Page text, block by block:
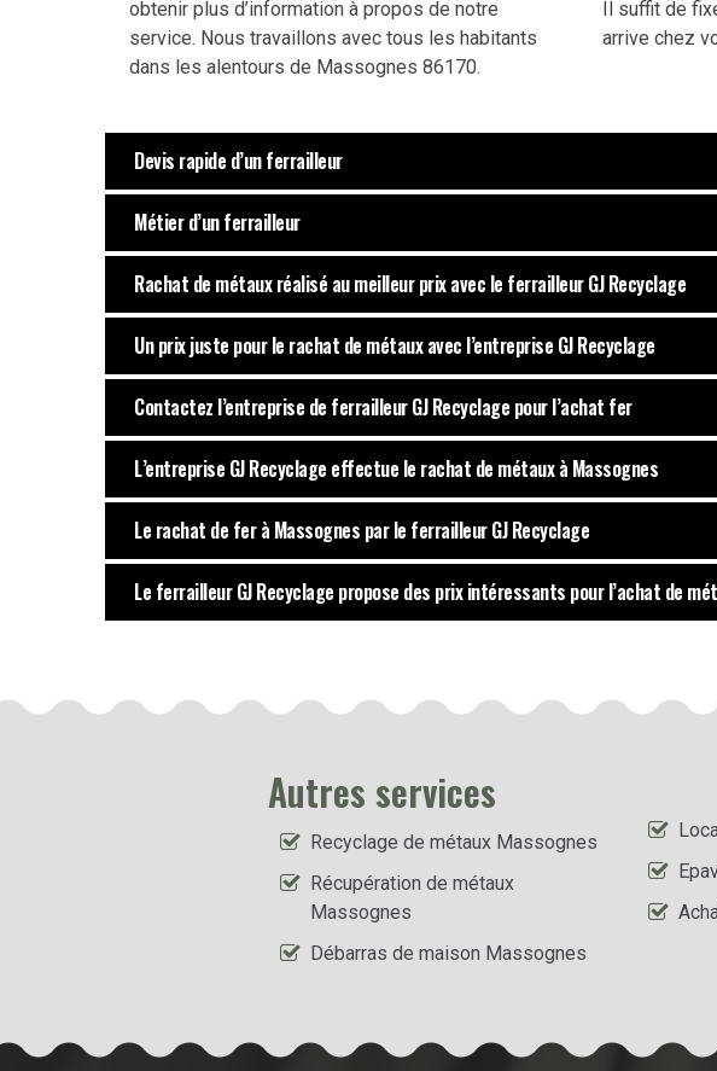
obtenir plus d’information à propos de notre
service. Nous travaillons avec tous les habitants
dans les alentours de Massognes 86170.
Il suffit de
arrive chez
Devis rapide d’un ferrailleur
Métier d’un ferrailleur
Rachat de métaux réalisé au meilleur prix avec le ferrailleur GJ Recyclage
Un prix juste pour le rachat de métaux avec l’entreprise GJ Recyclage
Contactez l’entreprise de ferrailleur GJ Recyclage pour l’achat fer
L’entreprise GJ Recyclage effectue le rachat de métaux à Massognes
Le rachat de fer à Massognes par le ferrailleur GJ Recyclage
Le ferrailleur GJ Recyclage propose des prix intéressants pour l’achat de
Autres services
Recyclage de métaux Massognes
Récupération de métaux
Massognes
Débarras de maison Massognes